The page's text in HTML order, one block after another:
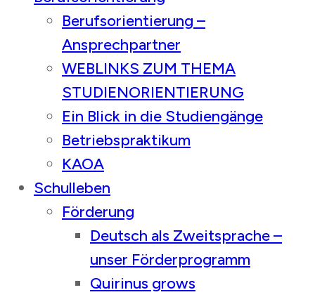
Berufsorientierung –
Ansprechpartner
WEBLINKS ZUM THEMA
STUDIENORIENTIERUNG
Ein Blick in die Studiengänge
Betriebspraktikum
KAOA
Schulleben
Förderung
Deutsch als Zweitsprache –
unser Förderprogramm
Quirinus grows